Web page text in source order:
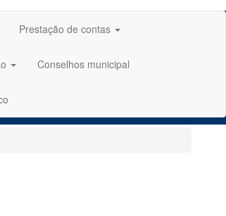
Prestação de contas
Conselhos municipal